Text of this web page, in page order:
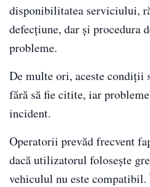
disponibilitatea serviciului,
defecțiune, dar și procedura
probleme.
De multe ori, aceste condiții
fără să fie citite, iar
incident.
Operatorii prevăd frecvent
dacă utilizatorul folosește
vehiculul nu este